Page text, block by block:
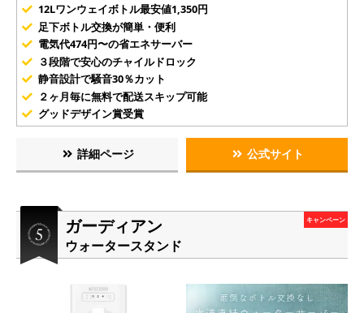
12Lワンウェイボトル最安値1,350円
足下ボトル交換が簡単・便利
電気代474円〜の省エネサーバー
３段階で安心のチャイルドロック
静音設計で騒音30％カット
２ヶ月毎に無料で配送スキップ可能
グッドデザイン賞受賞
詳細ページ 公式サイト
ガーディアン
ウォータースタンド
キャンペーン